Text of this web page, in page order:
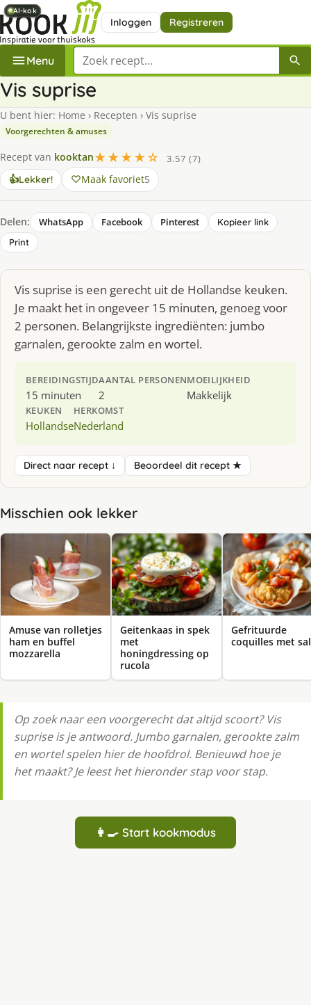
Inloggen Registreren
Menu Zoek een recept
Vis suprise
U bent hier: Home › Recepten › Vis suprise
Voorgerechten & amuses
Recept van kooktan★★★★☆
3.57 (7)
👍Lekker! Maak favoriet5
Delen: WhatsApp Facebook Pinterest
Kopieer link
Print
Vis suprise is een gerecht uit de Hollandse keuken.
Je maakt het in ongeveer 15 minuten, genoeg voor
2 personen. Belangrijkste ingrediënten: jumbo
garnalen, gerookte zalm en wortel.
BEREIDINGSTIJD
15 minuten
AANTAL PERSONEN
2
MOEILIJKHEID
Makkelijk
KEUKEN
Hollandse
HERKOMST
Nederland
Direct naar recept ↓ Beoordeel dit recept ★
Misschien ook lekker
Amuse van rolletjes
ham en buffel
mozzarella
AI-kok
Geitenkaas in spek
met
honingdressing op
rucola
AI-kok
Gefrituurde
coquilles met
AI-kok
AI-kok
Op zoek naar een voorgerecht dat altijd scoort? Vis
suprise is je antwoord. Jumbo garnalen, gerookte zalm
en wortel spelen hier de hoofdrol. Benieuwd hoe je
het maakt? Je leest het hieronder stap voor stap.
👩‍🍳 Start kookmodus